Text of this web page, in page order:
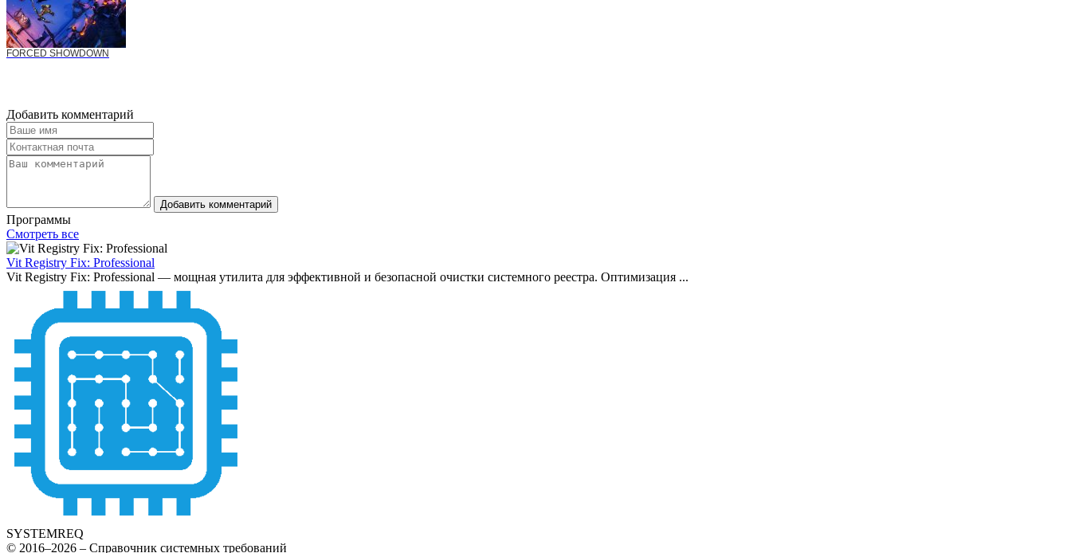
FORCED SHOWDOWN
Добавить комментарий
Добавить комментарий
Программы
Смотреть все
Vit Registry Fix: Professional
Vit Registry Fix: Professional — мощная утилита для эффективной и безопасной очистки системного реестра. Оптимизация ...
SYSTEMREQ
© 2016–2026 – Справочник системных требований